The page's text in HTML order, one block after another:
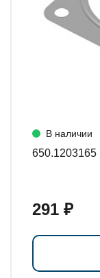
В наличии
291 ₽